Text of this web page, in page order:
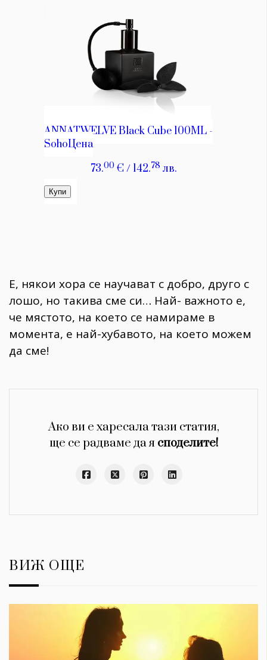
Е, някои хора се научават с добро, друго с
лошо, но такива сме си… Най- важното е,
че мястото, на което се намираме в
момента, е най-хубавото, на което можем
да сме!
Ако ви е харесала тази статия,
ще се радваме да я споделите!
ВИЖ ОЩЕ